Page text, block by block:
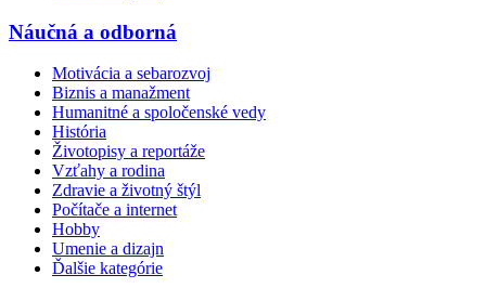
Náučná a odborná
Motivácia a sebarozvoj
Biznis a manažment
Humanitné a spoločenské vedy
História
Životopisy a reportáže
Vzťahy a rodina
Zdravie a životný štýl
Počítače a internet
Hobby
Umenie a dizajn
Ďalšie kategórie